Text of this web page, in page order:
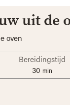
uit de
oven
Bereidingstijd
30 min